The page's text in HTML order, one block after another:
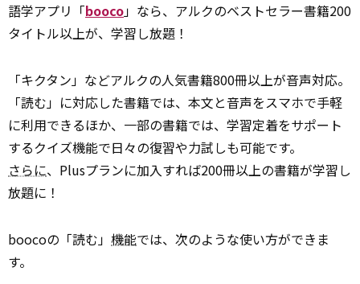
語学アプリ「booco」なら、アルクのベストセラー書籍200
タイトル以上が、学習し放題！
「キクタン」などアルクの人気書籍800冊以上が音声対応。
「読む」に対応した書籍では、本文と音声をスマホで手軽
に利用できるほか、一部の書籍では、学習定着をサポート
するクイズ機能で日々の復習や力試しも可能です。
さらに、Plusプランに加入すれば200冊以上の書籍が学習し
放題に！
boocoの「読む」 機能では、次のような使い方ができま
す。